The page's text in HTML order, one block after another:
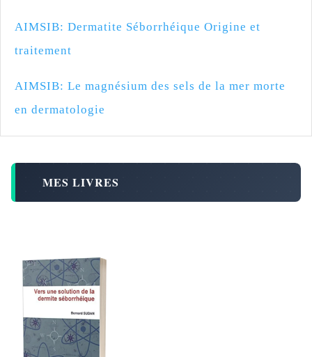
AIMSIB: Dermatite Séborrhéique Origine et
traitement
AIMSIB: Le magnésium des sels de la mer morte
en dermatologie
MES LIVRES